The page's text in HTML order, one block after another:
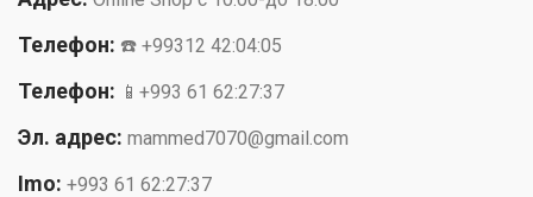
Телефон: ☎️ +99312 42:04:05
Телефон: 📱+993 61 62:27:37
Эл. адрес: mammed7070@gmail.com
Imo: +993 61 62:27:37